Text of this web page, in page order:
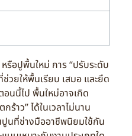
หรือปูพื้นใหม่ การ “ปรับระดับ
ยให้พื้นเรียบ เสมอ และยึด
นนี้ไป พื้นใหม่อาจเกิด
าว” ได้ในเวลาไม่นาน
นที่ช่างมืออาชีพนิยมใช้กัน